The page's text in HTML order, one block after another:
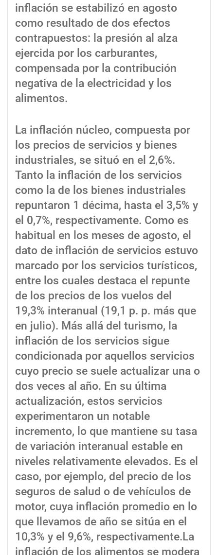
inflación se estabilizó en agosto
como resultado de dos efectos
contrapuestos: la presión al alza
ejercida por los carburantes,
compensada por la contribución
negativa de la electricidad y los
alimentos.
La inflación núcleo, compuesta por
los precios de servicios y bienes
industriales, se situó en el 2,6%.
Tanto la inflación de los servicios
como la de los bienes industriales
repuntaron 1 décima, hasta el 3,5% y
el 0,7%, respectivamente. Como es
habitual en los meses de agosto, el
dato de inflación de servicios estuvo
marcado por los servicios turísticos,
entre los cuales destaca el repunte
de los precios de los vuelos del
19,3% interanual (19,1 p. p. más que
en julio). Más allá del turismo, la
inflación de los servicios sigue
condicionada por aquellos servicios
cuyo precio se suele actualizar una o
dos veces al año. En su última
actualización, estos servicios
experimentaron un notable
incremento, lo que mantiene su tasa
de variación interanual estable en
niveles relativamente elevados. Es el
caso, por ejemplo, del precio de los
seguros de salud o de vehículos de
motor, cuya inflación promedio en lo
que llevamos de año se sitúa en el
10,3% y el 9,6%, respectivamente.La
inflación de los alimentos se modera